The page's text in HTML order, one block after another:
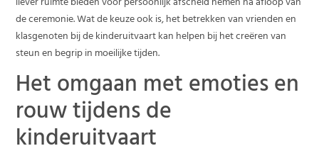
de ceremonie. Wat de keuze ook is, het betrekken van vrienden en
klasgenoten bij de kinderuitvaart kan helpen bij het creëren van
steun en begrip in moeilijke tijden.
Het omgaan met emoties en
rouw tijdens de
kinderuitvaart